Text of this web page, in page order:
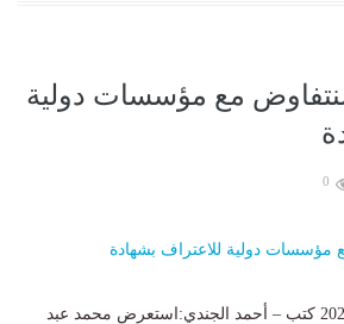
سنتفاوض مع مؤسسات دولية
0
10:29 م الثلاثاء 01 يوليو 2025 كتب – أحمد الجندي:استعرض محمد عبد